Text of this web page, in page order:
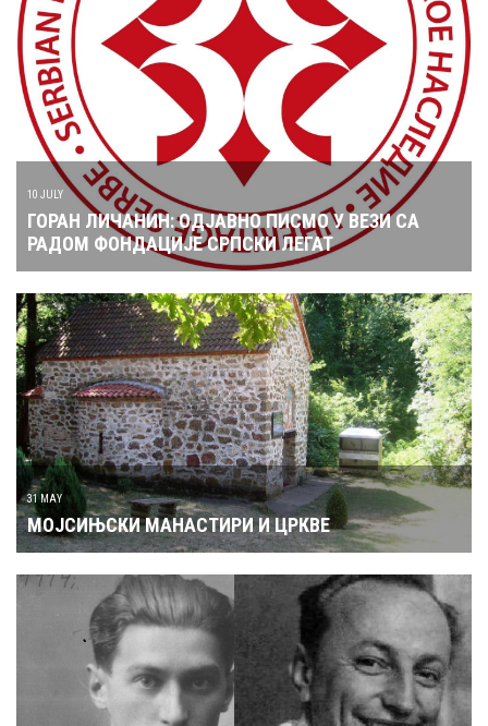
10 JULY
ГОРАН ЛИЧАНИН: ОДЈАВНО ПИСМО У ВЕЗИ СА
РАДОМ ФОНДАЦИЈЕ СРПСКИ ЛЕГАТ
31 MAY
МОЈСИЊСКИ МАНАСТИРИ И ЦРКВЕ